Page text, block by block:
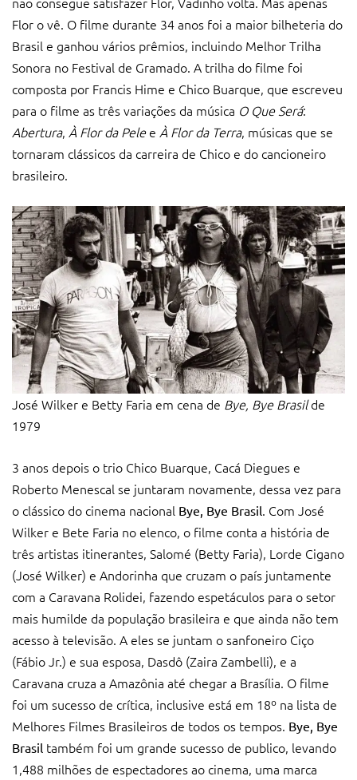
Flor o vê. O filme durante 34 anos foi a maior bilheteria do
Brasil e ganhou vários prêmios, incluindo Melhor Trilha
Sonora no Festival de Gramado. A trilha do filme foi
composta por Francis Hime e Chico Buarque, que escreveu
para o filme as três variações da música O Que Será:
Abertura, À Flor da Pelee À Flor da Terra, músicas que se
tornaram clássicos da carreira de Chico e do cancioneiro
brasileiro.
José Wilker e Betty Faria em cena de Bye, Bye Brasilde
1979
3 anos depois o trio Chico Buarque, Cacá Diegues e
Roberto Menescal se juntaram novamente, dessa vez para
o clássico do cinema nacional Bye, Bye Brasil. Com José
Wilker e Bete Faria no elenco, o filme conta a história de
três artistas itinerantes, Salomé (Betty Faria), Lorde Cigano
(José Wilker) e Andorinha que cruzam o país juntamente
com a Caravana Rolidei, fazendo espetáculos para o setor
mais humilde da população brasileira e que ainda não tem
acesso à televisão. A eles se juntam o sanfoneiro Ciço
(Fábio Jr.) e sua esposa, Dasdô (Zaira Zambelli), e a
Caravana cruza a Amazônia até chegar a Brasília. O filme
foi um sucesso de crítica, inclusive está em 18º na lista de
Melhores Filmes Brasileiros de todos os tempos. Bye, Bye
Brasil também foi um grande sucesso de publico, levando
1,488 milhões de espectadores ao cinema, uma marca